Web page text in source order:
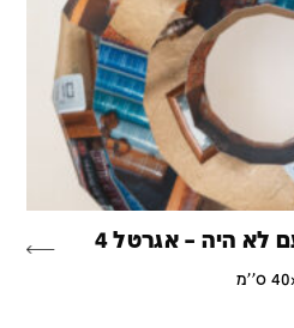
לא היה – אגרטל 4